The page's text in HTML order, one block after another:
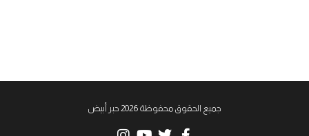
جميع الحقوق محفوظة 2026 حبر أبيض